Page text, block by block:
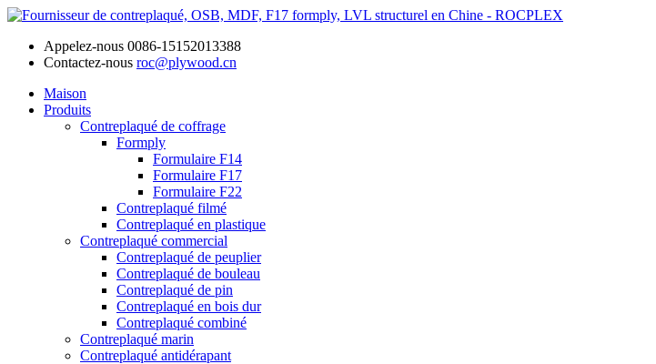
Appelez-nous 0086-15152013388
Contactez-nous roc@plywood.cn
Maison
Produits
Contreplaqué de coffrage
Formply
Formulaire F14
Formulaire F17
Formulaire F22
Contreplaqué filmé
Contreplaqué en plastique
Contreplaqué commercial
Contreplaqué de peuplier
Contreplaqué de bouleau
Contreplaqué de pin
Contreplaqué en bois dur
Contreplaqué combiné
Contreplaqué marin
Contreplaqué antidérapant